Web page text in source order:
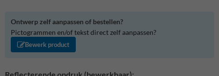
Ontwerp zelf aanpassen of bestellen?
Pictogrammen en/of tekst direct zelf aanpassen?
Bewerk product